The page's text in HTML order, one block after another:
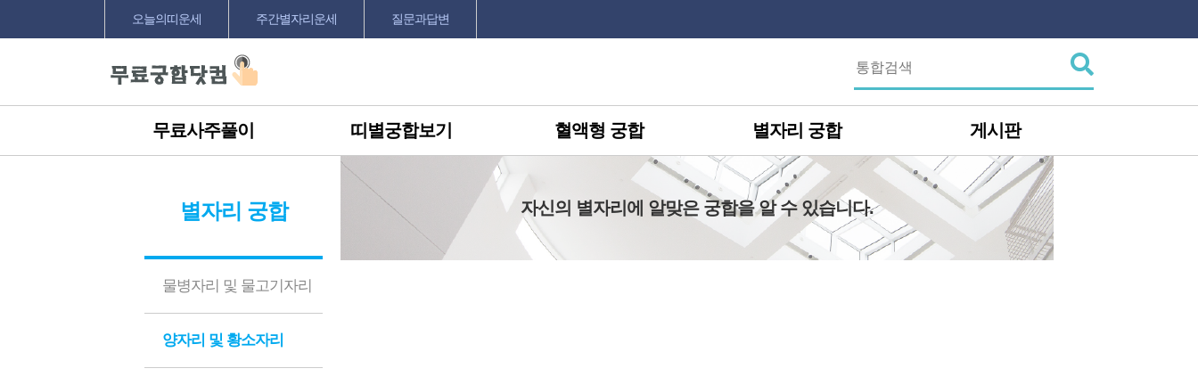
오늘의띠운세 주간별자리운세 질문과답변
무료사주풀이 띠별궁합보기 혈액형 궁합 별자리 궁합 게시판
별자리 궁합
물병자리 및 물고기자리
양자리 및 황소자리
자신의 별자리에 알맞은 궁합을 알 수 있습니다.